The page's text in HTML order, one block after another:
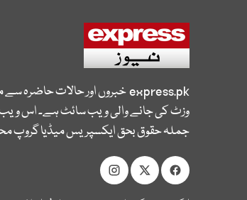
express.pkخبروں اور حالات حاضرہ
وزٹ کی جانے والی ویب سائٹ ہے۔ اس ویب
جملہ حقوق بحق ایکسپریس میڈیا گروپ